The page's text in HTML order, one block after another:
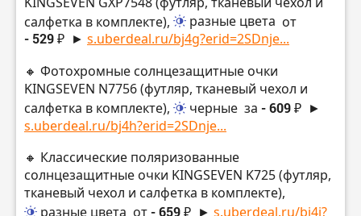
салфетка в комплекте),
разные цвета от
- 529 ₽ ► s.uberdeal.ru/bj4g?erid=2SDnje...
🔸 Фотохромные солнцезащитные очки
KINGSEVEN N7756 (футляр, тканевый чехол и
салфетка в комплекте),
черные за - 609 ₽ ►
s.uberdeal.ru/bj4h?erid=2SDnje...
🔸 Классические поляризованные
солнцезащитные очки KINGSEVEN K725 (футляр,
тканевый чехол и салфетка в комплекте),
разные цвета от- 659 ₽ ► s.uberdeal.ru/bj4i?